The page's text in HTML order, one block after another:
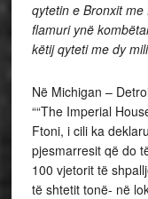
qytetin e Bronxit
flamuri ynë
këtij qyteti me dy
Në Michigan –
““The Imperial
Ftoni, i cili ka
pjesmarresit që do
100 vjetorit të
të shtetit tonë- në